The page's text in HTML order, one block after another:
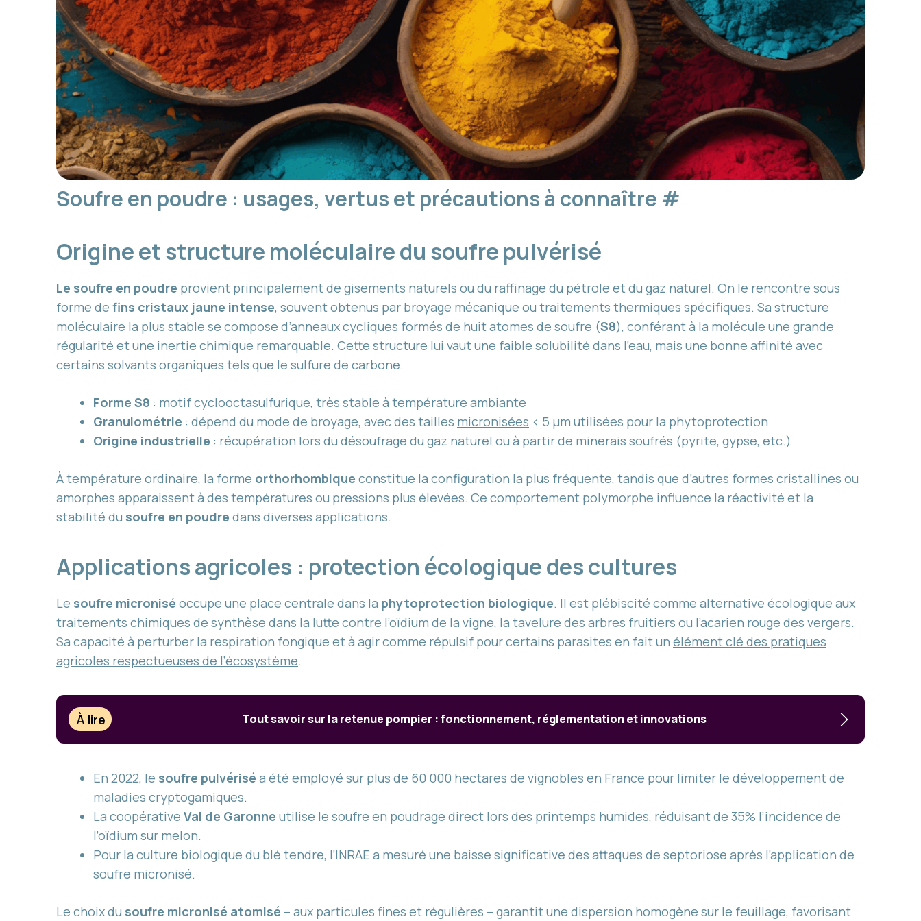
Soufre en poudre : usages, vertus et précautions à connaître #
Origine et structure moléculaire du soufre pulvérisé
Le soufre en poudre provient principalement de gisements naturels ou du raffinage du pétrole et du gaz naturel. On le rencontre sous
forme de fins cristaux jaune intense, souvent obtenus par broyage mécanique ou traitements thermiques spécifiques. Sa structure
moléculaire la plus stable se compose d’anneaux cycliques formés de huit atomes de soufre (S8), conférant à la molécule une grande
régularité et une inertie chimique remarquable. Cette structure lui vaut une faible solubilité dans l’eau, mais une bonne affinité avec
certains solvants organiques tels que le sulfure de carbone.
Forme S8 : motif cyclooctasulfurique, très stable à température ambiante
Granulométrie : dépend du mode de broyage, avec des tailles micronisées < 5 µm utilisées pour la phytoprotection
Origine industrielle : récupération lors du désoufrage du gaz naturel ou à partir de minerais soufrés (pyrite, gypse, etc.)
À température ordinaire, la forme orthorhombique constitue la configuration la plus fréquente, tandis que d’autres formes cristallines ou
amorphes apparaissent à des températures ou pressions plus élevées. Ce comportement polymorphe influence la réactivité et la
stabilité du soufre en poudre dans diverses applications.
Applications agricoles : protection écologique des cultures
Le soufre micronisé occupe une place centrale dans la phytoprotection biologique. Il est plébiscité comme alternative écologique aux
traitements chimiques de synthèse dans la lutte contre l’oïdium de la vigne, la tavelure des arbres fruitiers ou l’acarien rouge des vergers.
Sa capacité à perturber la respiration fongique et à agir comme répulsif pour certains parasites en fait un élément clé des pratiques
agricoles respectueuses de l’écosystème.
À lire Tout savoir sur la retenue pompier : fonctionnement, réglementation et innovations
En 2022, le soufre pulvérisé a été employé sur plus de 60 000 hectares de vignobles en France pour limiter le développement de
maladies cryptogamiques.
La coopérative Val de Garonne utilise le soufre en poudrage direct lors des printemps humides, réduisant de 35% l’incidence de
l’oïdium sur melon.
Pour la culture biologique du blé tendre, l’INRAE a mesuré une baisse significative des attaques de septoriose après l’application de
soufre micronisé.
Le choix du soufre micronisé atomisé – aux particules fines et régulières – garantit une dispersion homogène sur le feuillage, favorisant